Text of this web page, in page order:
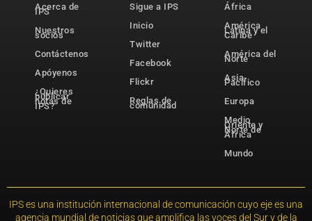
Acerca de
IPS
Nuestros
socios
Contáctenos
Apóyenos
¿Quieres
publicar
notas de
IPS?
Sigue a IPS
Inicio
Twitter
Facebook
Flickr
Reglas de
comunidad
África
América
Latina y el
Caribe
América del
Norte
Asia-
Pacífico
Europa
Medio
Oriente y
Norte de
África
Mundo
IPS es una institución internacional de comunicación cuyo eje es una
agencia mundial de noticias que amplifica las voces del Sur y de la